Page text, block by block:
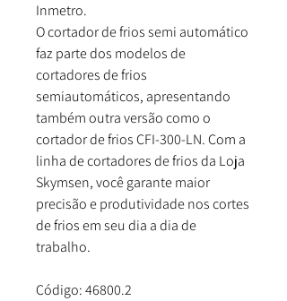
Inmetro.
O cortador de frios semi automático
faz parte dos modelos de
cortadores de frios
semiautomáticos, apresentando
também outra versão como o
cortador de friosCFI-300-LN. Com a
linha de cortadores de friosda Loja
Skymsen, você garante maior
precisão e produtividade nos cortes
de frios em seu dia a dia de
trabalho.
Código: 46800.2